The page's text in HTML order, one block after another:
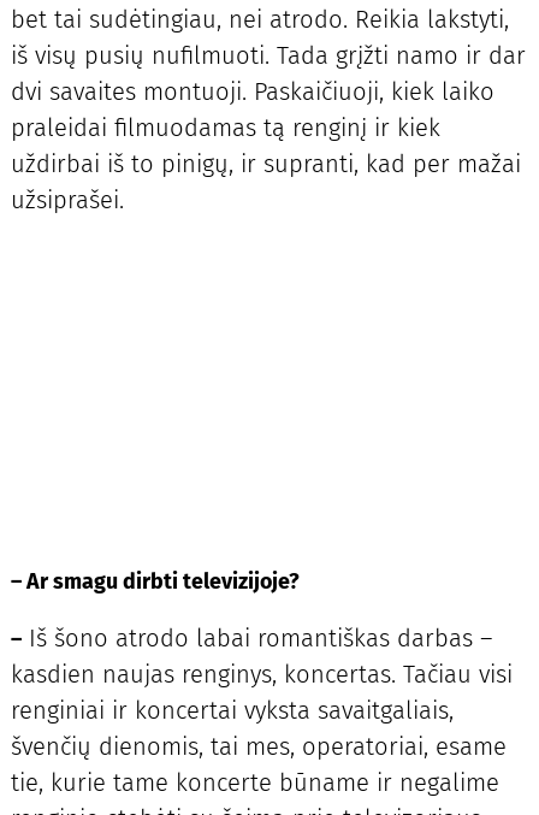
bet tai sudėtingiau, nei atrodo. Reikia lakstyti,
iš visų pusių nufilmuoti. Tada grįžti namo ir dar
dvi savaites montuoji. Paskaičiuoji, kiek laiko
praleidai filmuodamas tą renginį ir kiek
uždirbai iš to pinigų, ir supranti, kad per mažai
užsiprašei.
–Ar smagu dirbti televizijoje?
–Iš šono atrodo labai romantiškas darbas –
kasdien naujas renginys, koncertas. Tačiau visi
renginiai ir koncertai vyksta savaitgaliais,
švenčių dienomis, tai mes, operatoriai, esame
tie, kurie tame koncerte būname ir negalime